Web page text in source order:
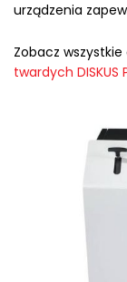
urządzenia
Zobacz
twardych DISKUS